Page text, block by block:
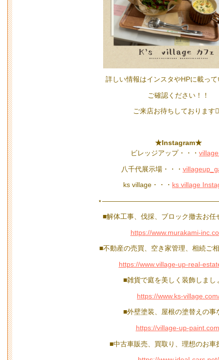
詳しい情報はインスタやHPに載っ
ご確認ください！！
ご来店お待ちしております
★Instagram★
ビレッジアップ・・・
八千代展示場・・・
ks village・・・ ks village
■解体工事、伐採、ブロック撤去お任
https://www.murakami-
■不動産の売買、空き家管理、相続ご
https://www.village-up-real-
■雑貨で庭を美しく装飾しまし
https://www.ks-
■外壁塗装、屋根の塗替えの事
https://village-up-
■中古車販売、買取り、理想のお車